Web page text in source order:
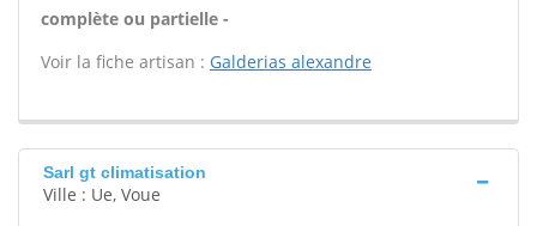
complète ou partielle -
Voir la fiche artisan : Galderias alexandre
Sarl gt climatisation
Ville : Ue, Voue